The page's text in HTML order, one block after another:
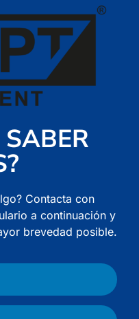
SABER
Contacta con
a continuación y
brevedad posible.